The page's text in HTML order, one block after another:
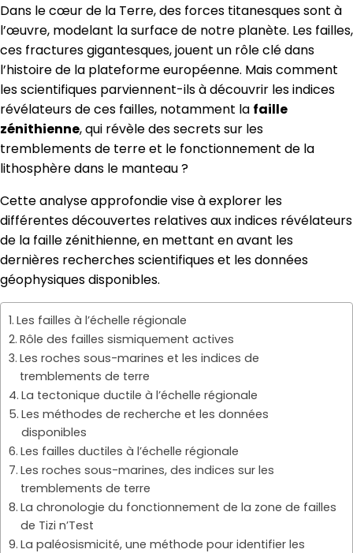
Dans le cœur de la Terre, des forces titanesques sont à
l’œuvre, modelant la surface de notre planète. Les failles,
ces fractures gigantesques, jouent un rôle clé dans
l’histoire de la plateforme européenne. Mais comment
les scientifiques parviennent-ils à découvrir les indices
révélateurs de ces failles, notamment la faille
zénithienne, qui révèle des secrets sur les
tremblements de terre et le fonctionnement de la
lithosphère dans le manteau ?
Cette analyse approfondie vise à explorer les
différentes découvertes relatives aux indices révélateurs
de la faille zénithienne, en mettant en avant les
dernières recherches scientifiques et les données
géophysiques disponibles.
Les failles à l’échelle régionale
Rôle des failles sismiquement actives
Les roches sous-marines et les indices de
tremblements de terre
La tectonique ductile à l’échelle régionale
Les méthodes de recherche et les données
disponibles
Les failles ductiles à l’échelle régionale
Les roches sous-marines, des indices sur les
tremblements de terre
La chronologie du fonctionnement de la zone de failles
de Tizi n’Test
La paléosismicité, une méthode pour identifier les